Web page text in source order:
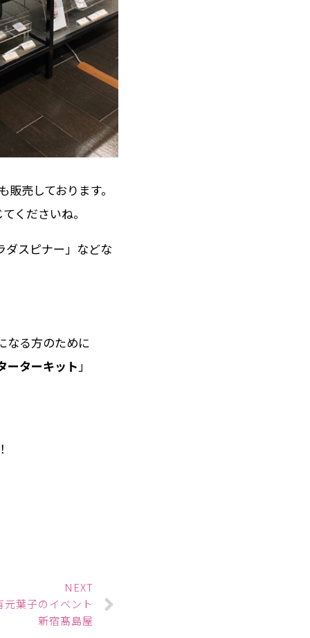
売しております。
くださいね。
ダスピナー」などな
なる方のために
ーターキット」
NEXT
元葉子のイベント
新宿髙島屋